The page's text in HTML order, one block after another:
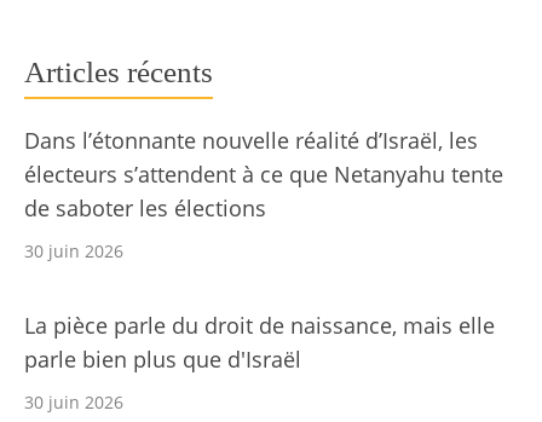
Articles récents
Dans l’étonnante nouvelle réalité d’Israël, les
électeurs s’attendent à ce que Netanyahu tente
de saboter les élections
30 juin 2026
La pièce parle du droit de naissance, mais elle
parle bien plus que d'Israël
30 juin 2026